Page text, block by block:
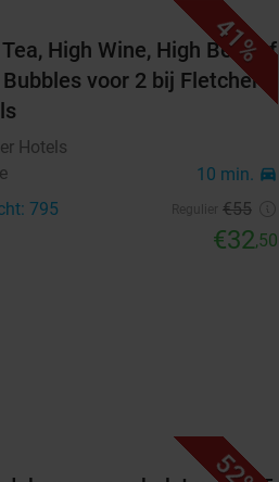
41%
High Wine, High Beer of
voor 2 bij Fletcher
Hotels
10 min. directions_car
795 €55
€32,50